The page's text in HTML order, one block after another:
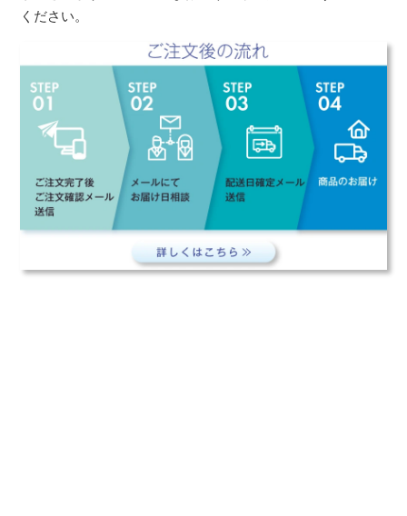
ください。